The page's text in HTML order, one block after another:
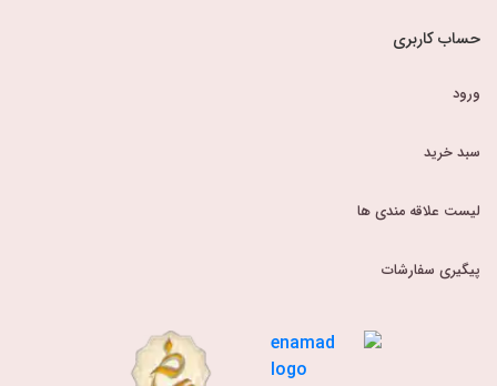
حساب کاربری
ورود
سبد خرید
لیست علاقه مندی ها
پیگیری سفارشات